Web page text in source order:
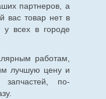
партнеров, а
вас товар нет в
всех в городе
работам,
лучшую цену и
запчастей, по-